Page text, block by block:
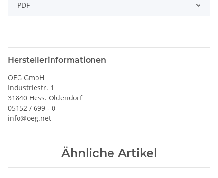
PDF
Herstellerinformationen
OEG GmbH
Industriestr. 1
31840 Hess. Oldendorf
05152 / 699 - 0
info@oeg.net
Ähnliche Artikel